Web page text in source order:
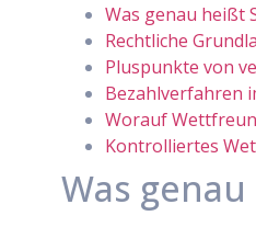
Was genau heißt
Rechtliche
Pluspunkte von
Bezahlverfahren
Worauf
Kontrolliertes
Was